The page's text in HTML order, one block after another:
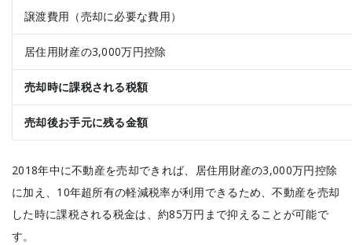
譲渡費用（売却に必要な費用）
居住用財産の3,000万円控除
売却時に課税される税額
売却後お手元に残る金額
2018年中に不動産を売却できれば、居住用財産の3,000万円控除
に加え、10年超所有の軽減税率が利用できるため、不動産を売却
した時に課税される税金は、約85万円まで抑えることが可能で
す。